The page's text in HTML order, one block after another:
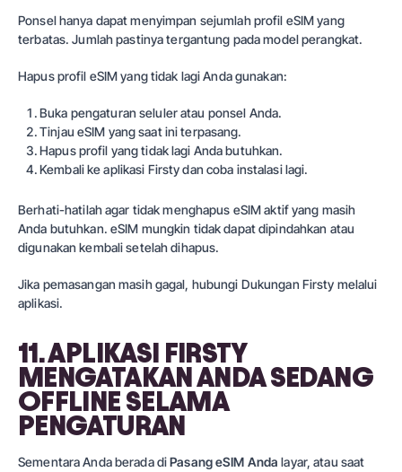
Ponsel hanya dapat menyimpan sejumlah profil eSIM yang
terbatas. Jumlah pastinya tergantung pada model perangkat.
Hapus profil eSIM yang tidak lagi Anda gunakan:
Buka pengaturan seluler atau ponsel Anda.
Tinjau eSIM yang saat ini terpasang.
Hapus profil yang tidak lagi Anda butuhkan.
Kembali ke aplikasi Firsty dan coba instalasi lagi.
Berhati-hatilah agar tidak menghapus eSIM aktif yang masih
Anda butuhkan. eSIM mungkin tidak dapat dipindahkan atau
digunakan kembali setelah dihapus.
Jika pemasangan masih gagal, hubungi Dukungan Firsty melalui
aplikasi.
11. APLIKASI FIRSTY
MENGATAKAN ANDA SEDANG
OFFLINE SELAMA
PENGATURAN
Sementara Anda berada diPasang eSIM Anda layar, atau saat